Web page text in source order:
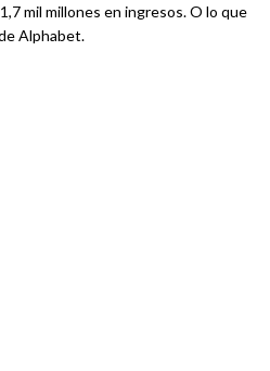
mil millones en ingresos. O lo que
Alphabet.